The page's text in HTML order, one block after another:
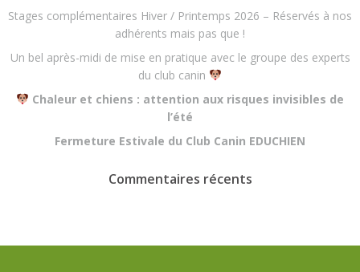
Stages complémentaires Hiver / Printemps 2026 – Réservés à nos
adhérents mais pas que !
Un bel après-midi de mise en pratique avec le groupe des experts
du club canin
Chaleur et chiens : attention aux risques invisibles de
l’été
Fermeture Estivale du Club Canin EDUCHIEN
Commentaires récents